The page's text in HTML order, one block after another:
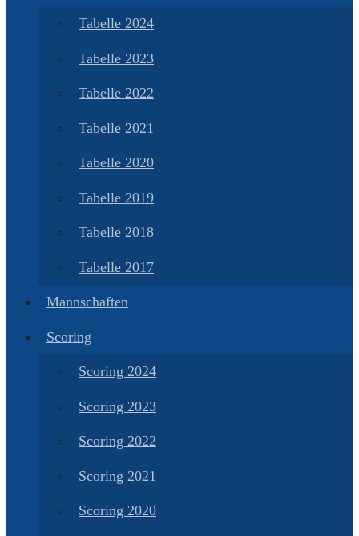
Tabelle 2024
Tabelle 2023
Tabelle 2022
Tabelle 2021
Tabelle 2020
Tabelle 2019
Tabelle 2018
Tabelle 2017
Mannschaften
Scoring
Scoring 2024
Scoring 2023
Scoring 2022
Scoring 2021
Scoring 2020